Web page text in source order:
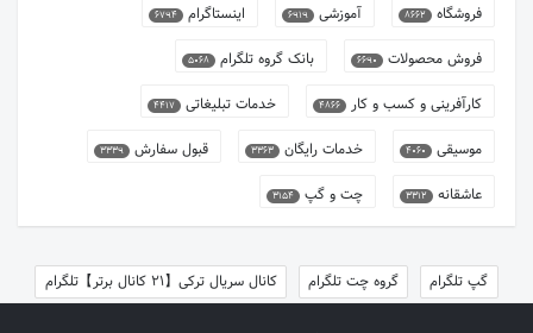
فروشگاه 8662 آموزشی 6919 اینستاگرام 6794
فروش محصولات 6690 بانک گروه تلگرام 5068
کارآفرینی و کسب و کار 4866 خدمات تبلیغاتی 4417
موسیقی 4060 خدمات رایگان 3363 قبول سفارش 3339
عاشقانه 3312 چت و گپ 3154
گپ تلگرام گروه چت تلگرام کانال سریال ترکی【21 کانال برتر】تلگرام